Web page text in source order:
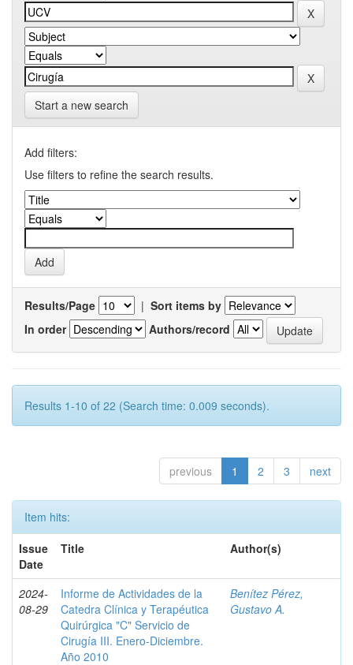
Start a new search
Add filters:
Use filters to refine the search results.
Results/Page | Sort items by
In order
Authors/record
Results 1-10 of 22 (Search time: 0.009 seconds).
previous 1 2 3 next
Item hits:
Issue
Date
Title Author(s)
2024-
08-29
Informe de Actividades de la
Catedra Clínica y Terapéutica
Quirúrgica "C" Servicio de
Cirugía III. Enero-Diciembre.
Año 2010
Benítez Pérez,
Gustavo A.